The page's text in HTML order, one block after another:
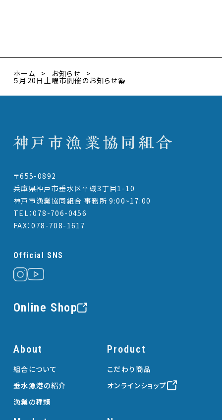
ホーム お知らせ
５月20日土曜市開催のお知らせ🐳
〒655-0892
兵庫県神戸市垂水区平磯3丁目1-10
神戸市漁業協同組合 事務所 9:00~17:00
TEL：078-706-0456
FAX：078-708-1617
Official SNS
Online Shop
About
組合について
垂水漁港の紹介
漁業の種類
Product
こだわり商品
オンラインショップ